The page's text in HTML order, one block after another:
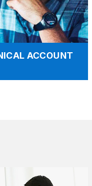
ACCOUNT